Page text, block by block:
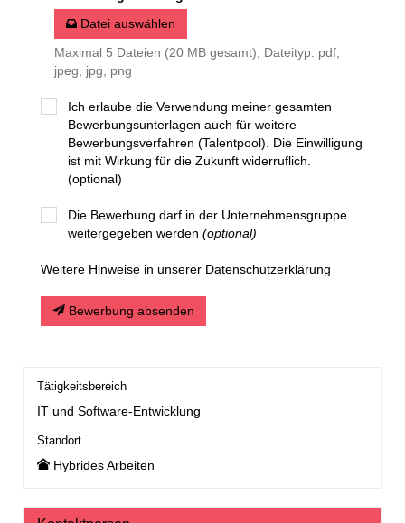
Datei auswählen
Maximal 5 Dateien (20 MB gesamt), Dateityp: pdf,
jpeg, jpg, png
Ich erlaube die Verwendung meiner gesamten
Bewerbungsunterlagen auch für weitere
Bewerbungsverfahren (Talentpool). Die Einwilligung
ist mit Wirkung für die Zukunft widerruflich.
(optional)
Die Bewerbung darf in der Unternehmensgruppe
weitergegeben werden (optional)
Weitere Hinweise in unserer Datenschutzerklärung
Bewerbung absenden
Tätigkeitsbereich
IT und Software-Entwicklung
Standort
Hybrides Arbeiten